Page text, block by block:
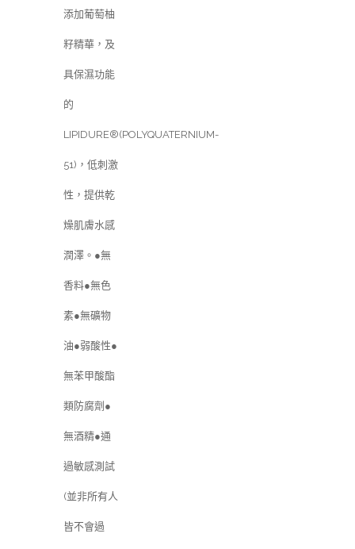
添加葡萄柚
籽精華，及
具保濕功能
的
LIPIDURE®(POLYQUATERNIUM-
51)，低刺激
性，提供乾
燥肌膚水感
潤澤。●無
香料●無色
素●無礦物
油●弱酸性●
無苯甲酸酯
類防腐劑●
無酒精●通
過敏感測試
(並非所有人
皆不會過